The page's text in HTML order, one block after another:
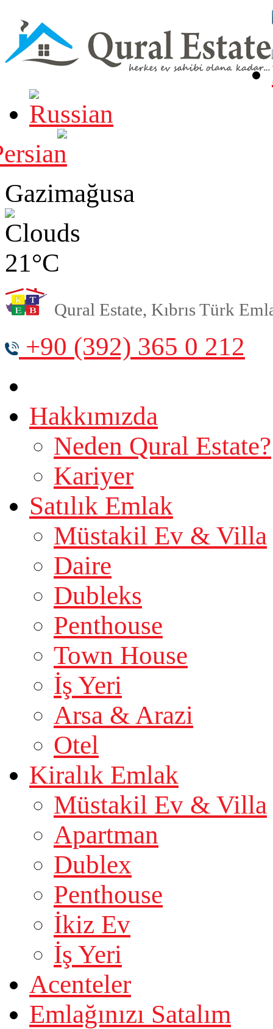
Gazimağusa
21°C
Qural Estate, Kıbrıs Türk
+90 (392) 365 0 212
Hakkımızda
Neden Qural Estate?
Kariyer
Satılık Emlak
Müstakil Ev & Villa
Daire
Dubleks
Penthouse
Town House
İş Yeri
Arsa & Arazi
Otel
Kiralık Emlak
Müstakil Ev & Villa
Apartman
Dublex
Penthouse
İkiz Ev
İş Yeri
Acenteler
Emlağınızı Satalım